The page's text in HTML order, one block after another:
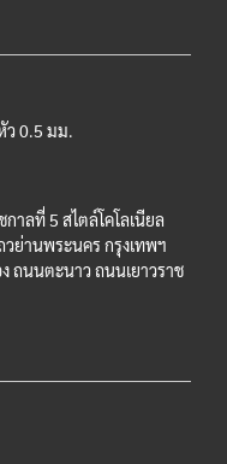
ว 0.5 มม.
าลที่ 5 สไตล์โคโลเนียล
ย่านพระนคร กรุงเทพฯ
ถนนตะนาว ถนนเยาวราช